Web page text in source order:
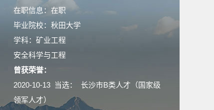
在职信息：在职
毕业院校：秋田大学
学科：矿业工程
安全科学与工程
曾获荣誉：
2020-10-13 当选： 长沙市B类人才（国家级
领军人才）